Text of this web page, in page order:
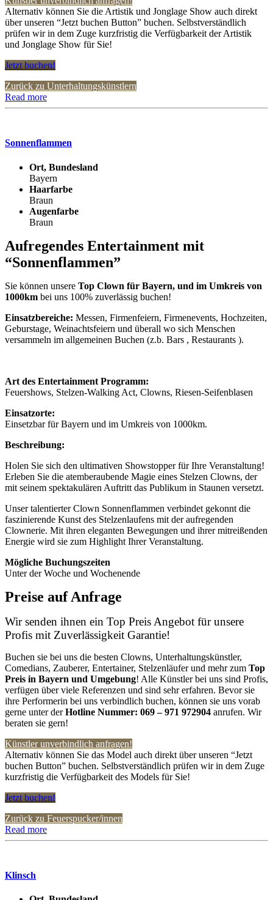
Alternativ können Sie die Artistik und Jonglage Show auch direkt
über unseren “Jetzt buchen Button” buchen. Selbstverständlich
prüfen wir in dem Zuge kurzfristig die Verfügbarkeit der Artistik
und Jonglage Show für Sie!
Jetzt buchen!
Zurück zu Unterhaltungskünstlern
Read more
Sonnenflammen
Ort, Bundesland
Bayern
Haarfarbe
Braun
Augenfarbe
Braun
Aufregendes Entertainment mit
“Sonnenflammen”
Sie können unsere Top Clown für Bayern, und im Umkreis von
1000km bei uns 100% zuverlässig buchen!
Einsatzbereiche: Messen, Firmenfeiern, Firmenevents, Hochzeiten,
Geburstage, Weinachtsfeiern und überall wo sich Menschen
versammeln im allgemeinen Buchen (z.b. Bars , Restaurants ).
Art des Entertainment Programm:
Feuershows, Stelzen-Walking Act, Clowns, Riesen-Seifenblasen
Einsatzorte:
Einsetzbar für Bayern und im Umkreis von 1000km.
Beschreibung:
Holen Sie sich den ultimativen Showstopper für Ihre Veranstaltung!
Erleben Sie die atemberaubende Magie eines Stelzen Clowns, der
mit seinem spektakulären Auftritt das Publikum in Staunen versetzt.
Unser talentierter Clown Sonnenflammen verbindet gekonnt die
faszinierende Kunst des Stelzenlaufens mit der aufregenden
Clownerie. Mit ihren eleganten Bewegungen und ihrer mitreißenden
Energie wird sie zum Highlight Ihrer Veranstaltung.
Mögliche Buchungszeiten
Unter der Woche und Wochenende
Preise auf Anfrage
Wir senden ihnen ein Top Preis Angebot für unsere
Profis mit Zuverlässigkeit Garantie!
Buchen sie bei uns die besten Clowns, Unterhaltungskünstler,
Comedians, Zauberer, Entertainer, Stelzenläufer und mehr zum Top
Preis in Bayern und Umgebung! Alle Künstler bei uns sind Profis,
verfügen über viele Referenzen und sind sehr erfahren. Bevor sie
ihre Performerin bei uns verbindlich buchen, können sie uns vorab
gerne unter derHotline Nummer: 069 – 971 972904 anrufen. Wir
beraten sie gern!
Künstler unverbindlich anfragen!
Alternativ können Sie das Model auch direkt über unseren “Jetzt
buchen Button” buchen. Selbstverständlich prüfen wir in dem Zuge
kurzfristig die Verfügbarkeit des Models für Sie!
Jetzt buchen!
Zurück zu Feuerspucker/innen
Read more
Klinsch